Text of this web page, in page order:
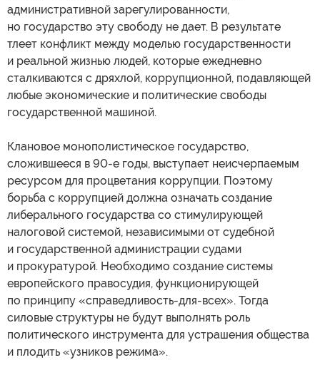
административной зарегулированности,
но государство эту свободу не дает. В результате
тлеет конфликт между моделью государственности
и реальной жизнью людей, которые ежедневно
сталкиваются с дряхлой, коррупционной, подавляющей
любые экономические и политические свободы
государственной машиной.
Клановое монополистическое государство,
сложившееся в 90-е годы, выступает неисчерпаемым
ресурсом для процветания коррупции. Поэтому
борьба с коррупцией должна означать создание
либерального государства со стимулирующей
налоговой системой, независимыми от судебной
и государственной администрации судами
и прокуратурой. Необходимо создание системы
европейского правосудия, функционирующей
по принципу «справедливость-для-всех». Тогда
силовые структуры не будут выполнять роль
политического инструмента для устрашения общества
и плодить «узников режима».